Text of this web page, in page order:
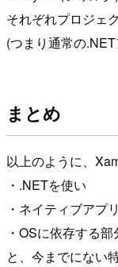
それぞれプロジェ
(つまり通常の
まとめ
以上のように、
・.NETを使い
・ネイティブアプ
・OSに依存する
と、今までにない